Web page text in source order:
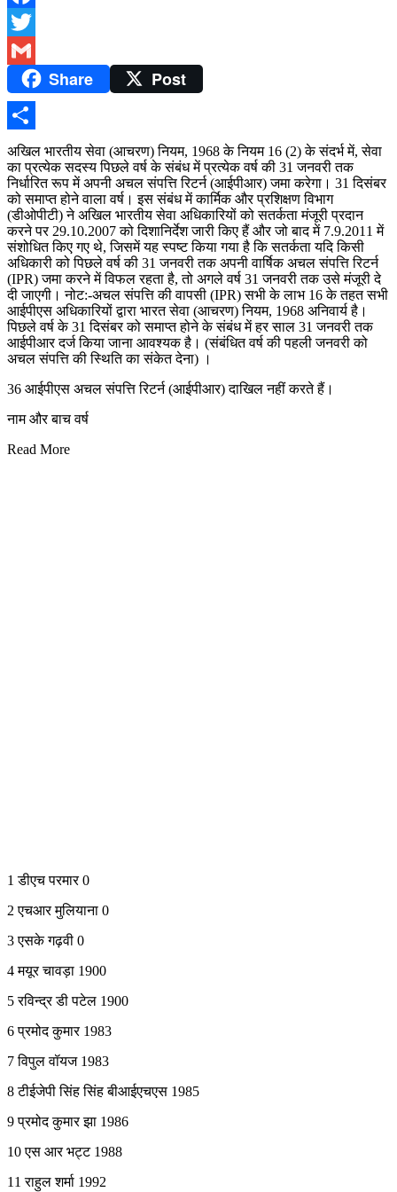
Facebook
Twitter
Gmail Share Post
Share
अखिल भारतीय सेवा (आचरण) नियम, 1968 के नियम 16 ​​(2) के संदर्भ में, सेवा
का प्रत्येक सदस्य पिछले वर्ष के संबंध में प्रत्येक वर्ष की 31 जनवरी तक
निर्धारित रूप में अपनी अचल संपत्ति रिटर्न (आईपीआर) जमा करेगा। 31 दिसंबर
को समाप्त होने वाला वर्ष। इस संबंध में कार्मिक और प्रशिक्षण विभाग
(डीओपीटी) ने अखिल भारतीय सेवा अधिकारियों को सतर्कता मंजूरी प्रदान
करने पर 29.10.2007 को दिशानिर्देश जारी किए हैं और जो बाद में 7.9.2011 में
संशोधित किए गए थे, जिसमें यह स्पष्ट किया गया है कि सतर्कता यदि किसी
अधिकारी को पिछले वर्ष की 31 जनवरी तक अपनी वार्षिक अचल संपत्ति रिटर्न
(IPR) जमा करने में विफल रहता है, तो अगले वर्ष 31 जनवरी तक उसे मंजूरी दे
दी जाएगी। नोट:-अचल संपत्ति की वापसी (IPR) सभी के लाभ 16 के तहत सभी
आईपीएस अधिकारियों द्वारा भारत सेवा (आचरण) नियम, 1968 अनिवार्य है।
पिछले वर्ष के 31 दिसंबर को समाप्त होने के संबंध में हर साल 31 जनवरी तक
आईपीआर दर्ज किया जाना आवश्यक है। (संबंधित वर्ष की पहली जनवरी को
अचल संपत्ति की स्थिति का संकेत देना) ।
36 आईपीएस अचल संपत्ति रिटर्न (आईपीआर) दाखिल नहीं करते हैं।
नाम और बाच वर्ष
Read More
1 डीएच परमार 0
2 एचआर मुलियाना 0
3 एसके गढ़वी 0
4 मयूर चावड़ा 1900
5 रविन्द्र डी पटेल 1900
6 प्रमोद कुमार 1983
7 विपुल वॉयज 1983
8 टीईजेपी सिंह सिंह बीआईएचएस 1985
9 प्रमोद कुमार झा 1986
10 एस आर भट्ट 1988
11 राहुल शर्मा 1992